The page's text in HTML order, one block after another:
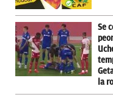
Se
la